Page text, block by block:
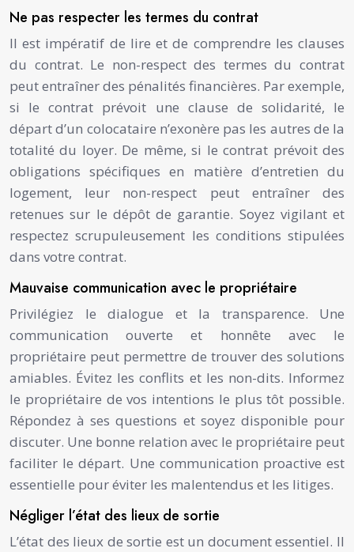
Ne pas respecter les termes du contrat
Il est impératif de lire et de comprendre les clauses
du contrat. Le non-respect des termes du contrat
peut entraîner des pénalités financières. Par exemple,
si le contrat prévoit une clause de solidarité, le
départ d’un colocataire n’exonère pas les autres de la
totalité du loyer. De même, si le contrat prévoit des
obligations spécifiques en matière d’entretien du
logement, leur non-respect peut entraîner des
retenues sur le dépôt de garantie. Soyez vigilant et
respectez scrupuleusement les conditions stipulées
dans votre contrat.
Mauvaise communication avec le propriétaire
Privilégiez le dialogue et la transparence. Une
communication ouverte et honnête avec le
propriétaire peut permettre de trouver des solutions
amiables. Évitez les conflits et les non-dits. Informez
le propriétaire de vos intentions le plus tôt possible.
Répondez à ses questions et soyez disponible pour
discuter. Une bonne relation avec le propriétaire peut
faciliter le départ. Une communication proactive est
essentielle pour éviter les malentendus et les litiges.
Négliger l’état des lieux de sortie
L’état des lieux de sortie est un document essentiel. Il